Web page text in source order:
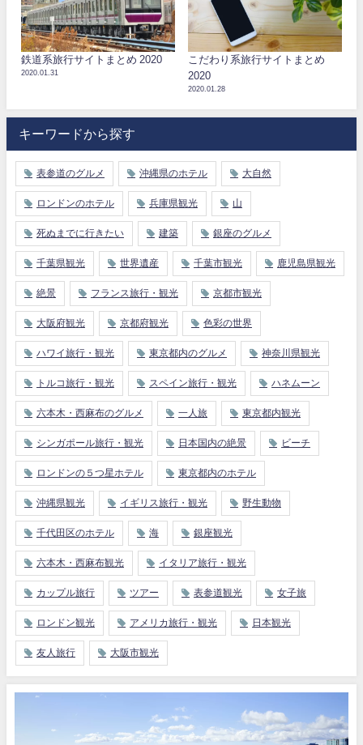
鉄道系旅行サイトまとめ 2020
2020.01.31
こだわり系旅行サイトまとめ
2020
2020.01.28
キーワードから探す
表参道のグルメ 沖縄県のホテル 大自然
ロンドンのホテル 兵庫県観光 山
死ぬまでに行きたい 建築 銀座のグルメ
千葉県観光 世界遺産 千葉市観光 鹿児島県観光
絶景 フランス旅行・観光 京都市観光
大阪府観光 京都府観光 色彩の世界
ハワイ旅行・観光 東京都内のグルメ 神奈川県観光
トルコ旅行・観光 スペイン旅行・観光 ハネムーン
六本木・西麻布のグルメ 一人旅 東京都内観光
シンガポール旅行・観光 日本国内の絶景 ビーチ
ロンドンの５つ星ホテル 東京都内のホテル
沖縄県観光 イギリス旅行・観光 野生動物
千代田区のホテル 海 銀座観光
六本木・西麻布観光 イタリア旅行・観光
カップル旅行 ツアー 表参道観光 女子旅
ロンドン観光 アメリカ旅行・観光 日本観光
友人旅行 大阪市観光